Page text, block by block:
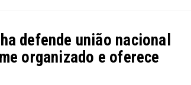
defende união nacional
organizado e oferece